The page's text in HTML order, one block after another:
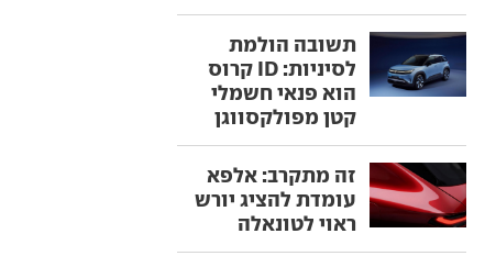
תשובה הולמת
לסיניות: ID קרוס
הוא פנאי חשמלי
קטן מפולקסווגן
זה מתקרב: אלפא
עומדת להציג יורש
ראוי לטונאלה